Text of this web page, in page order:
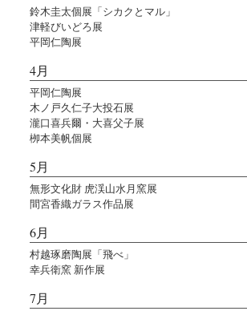
鈴木圭太個展「シカクとマル」
津軽びいどろ展
平岡仁陶展
4月
平岡仁陶展
木ノ戸久仁子大投石展
瀧口喜兵爾・大喜父子展
栁本美帆個展
5月
無形文化財 虎渓山水月窯展
間宮香織ガラス作品展
6月
村越琢磨陶展「飛べ」
幸兵衛窯 新作展
7月